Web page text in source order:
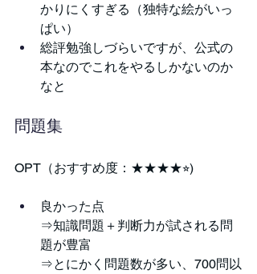
かりにくすぎる（独特な絵がいっ
ぱい）
総評勉強しづらいですが、公式の
本なのでこれをやるしかないのか
なと
問題集
OPT（おすすめ度：★★★★⭐︎)
良かった点
⇒知識問題＋判断力が試される問
題が豊富
⇒とにかく問題数が多い、700問以